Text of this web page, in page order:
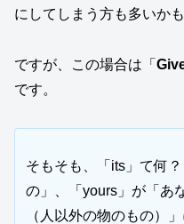
にしてしまう方も多いか
ですが、この場合は「
です。
そもそも、「its」て何
の」、「yours」が「あ
（人以外の物のもの）